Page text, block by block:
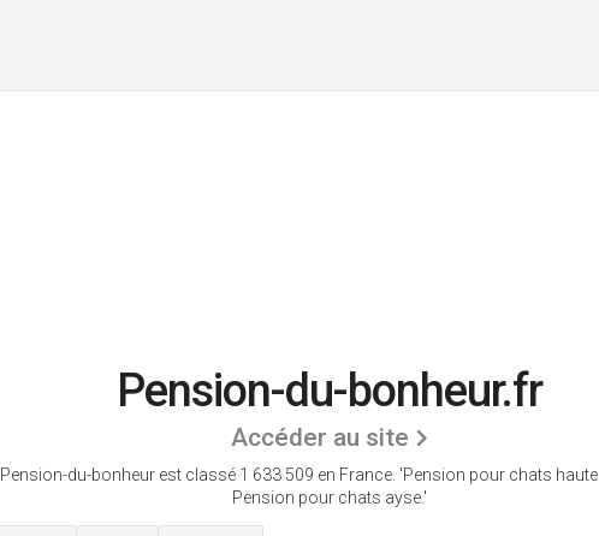
Pension-du-bonheur.fr
Accéder au site
Pension-du-bonheur est classé 1 633 509 en France. 'Pension pour chats
Pension pour chats ayse.'